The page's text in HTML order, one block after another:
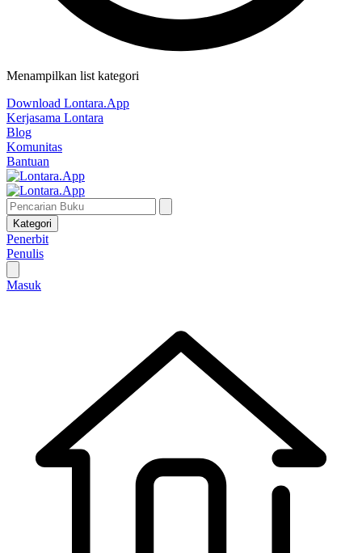
Menampilkan list kategori
Download Lontara.App
Kerjasama Lontara
Blog
Komunitas
Bantuan
Kategori
Penerbit
Penulis
Masuk